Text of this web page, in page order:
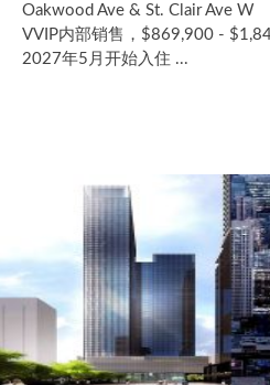
Oakwood Ave & St. Clair Ave W
VVIP内部销售，$869,900 -
2027年5月开始入住 ...